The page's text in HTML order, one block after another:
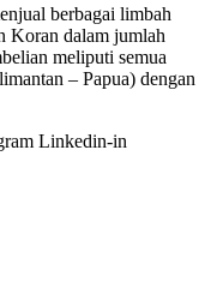
berbagai limbah
Koran dalam jumlah
meliputi semua
– Papua) dengan
Linkedin-in